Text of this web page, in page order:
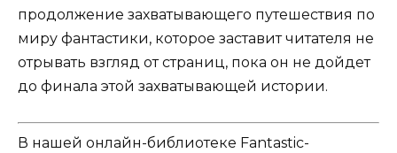
продолжение захватывающего путешествия по
миру фантастики, которое заставит читателя не
отрывать взгляд от страниц, пока он не дойдет
до финала этой захватывающей истории.
В нашей онлайн-библиотеке Fantastic-